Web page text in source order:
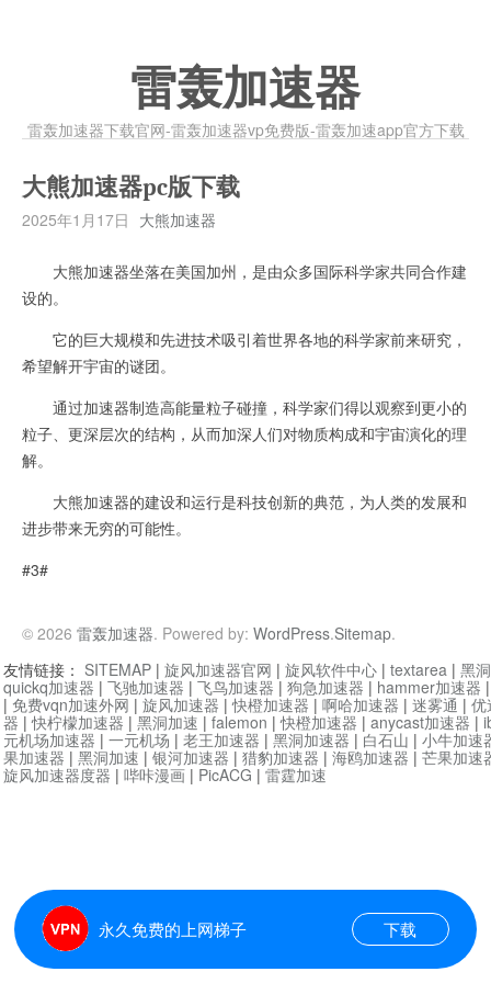
雷轰加速器
雷轰加速器下载官网-雷轰加速器vp免费版-雷轰加速app官方下载
大熊加速器pc版下载
2025年1月17日 大熊加速器
大熊加速器坐落在美国加州，是由众多国际科学家共同合作建
设的。
它的巨大规模和先进技术吸引着世界各地的科学家前来研究，
希望解开宇宙的谜团。
通过加速器制造高能量粒子碰撞，科学家们得以观察到更小的
粒子、更深层次的结构，从而加深人们对物质构成和宇宙演化的理
解。
大熊加速器的建设和运行是科技创新的典范，为人类的发展和
进步带来无穷的可能性。
#3#
© 2026 雷轰加速器. Powered by: WordPress.Sitemap.
永久免费的上网梯子 下载
友情链接： SITEMAP | 旋风加速器官网 | 旋风软件中心 | textarea | 黑
quickq加速器 | 飞驰加速器 | 飞鸟加速器 | 狗急加速器 | hammer加速器
| 免费vqn加速外网 | 旋风加速器 |快橙加速器 | 啊哈加速器 | 迷雾通 | 优
器 |快柠檬加速器 | 黑洞加速 | falemon |快橙加速器 | anycast加速器 |
元机场加速器 | 一元机场 | 老王加速器 | 黑洞加速器 | 白石山 | 小牛加速
果加速器 | 黑洞加速 | 银河加速器 | 猎豹加速器 | 海鸥加速器 | 芒果加速
旋风加速器度器 | 哔咔漫画 | PicACG | 雷霆加速